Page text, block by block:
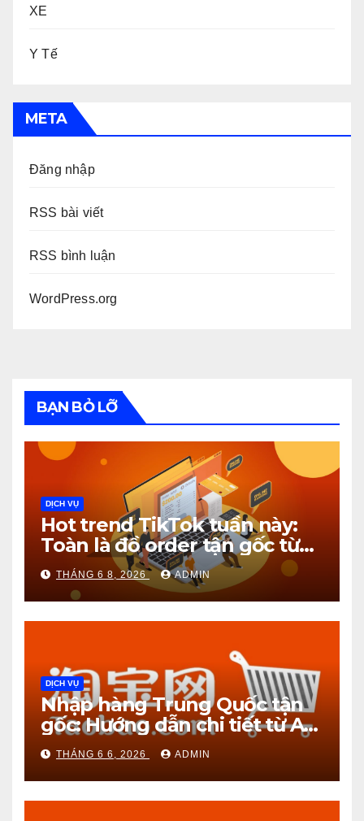
XE
Y Tế
META
Đăng nhập
RSS bài viết
RSS bình luận
WordPress.org
BẠN BỎ LỠ
DỊCH VỤ
Hot trend TikTok tuần này:
Toàn là đồ order tận gốc từ
1688!
THÁNG 6 8, 2026 ADMIN
DỊCH VỤ
Nhập hàng Trung Quốc tận
gốc: Hướng dẫn chi tiết từ A
đến Z
THÁNG 6 6, 2026 ADMIN